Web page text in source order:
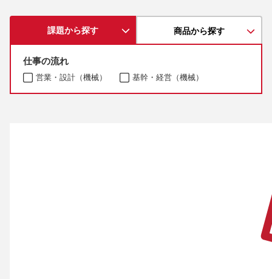
課題から探す 商品から探す
仕事の流れ
営業・設計（機械） 基幹・経営（機械）